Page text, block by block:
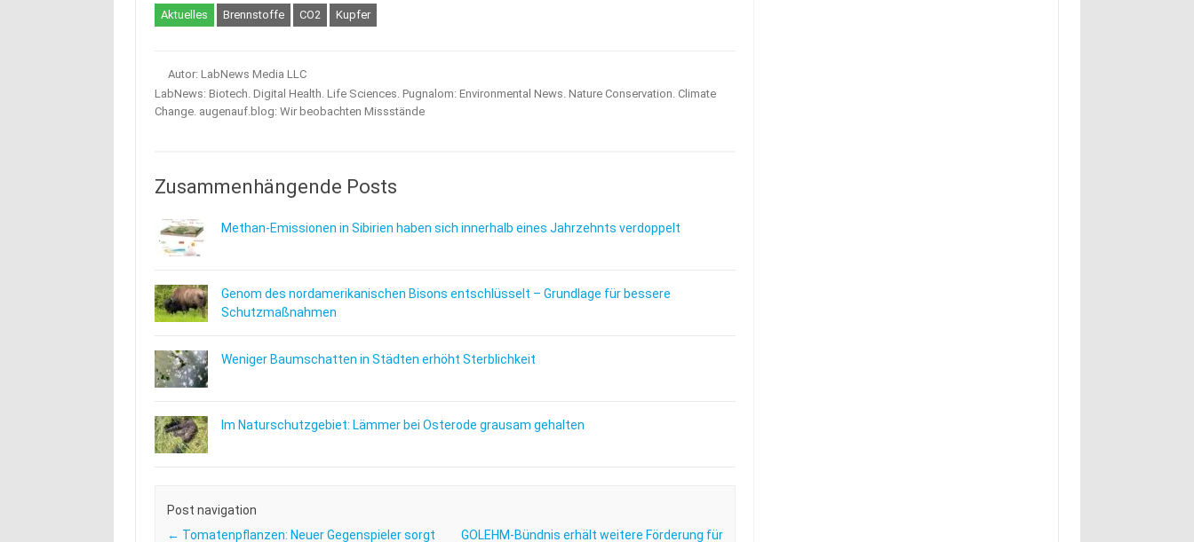
Aktuelles Brennstoffe CO2 Kupfer
Autor: LabNews Media LLC
LabNews: Biotech. Digital Health. Life Sciences. Pugnalom: Environmental News. Nature Conservation. Climate
Change. augenauf.blog: Wir beobachten Missstände
Zusammenhängende Posts
Methan-Emissionen in Sibirien haben sich innerhalb eines Jahrzehnts verdoppelt
Genom des nordamerikanischen Bisons entschlüsselt – Grundlage für bessere
Schutzmaßnahmen
Weniger Baumschatten in Städten erhöht Sterblichkeit
Im Naturschutzgebiet: Lämmer bei Osterode grausam gehalten
Post navigation
← Tomatenpflanzen: Neuer Gegenspieler sorgt GOLEHM-Bündnis erhält weitere Förderung für